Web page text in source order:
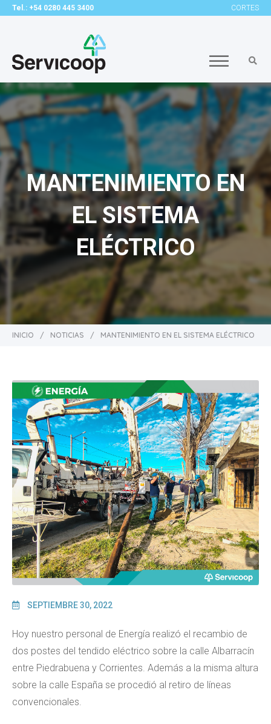
Tel.: +54 0280 445 3400 CORTES
MANTENIMIENTO EN
EL SISTEMA
ELÉCTRICO
INICIO / NOTICIAS / MANTENIMIENTO EN EL SISTEMA ELÉCTRICO
SEPTIEMBRE 30, 2022
Hoy nuestro personal de Energía realizó el recambio de
dos postes del tendido eléctrico sobre la calle Albarracín
entre Piedrabuena y Corrientes. Además a la misma altura
sobre la calle España se procedió al retiro de líneas
convencionales.